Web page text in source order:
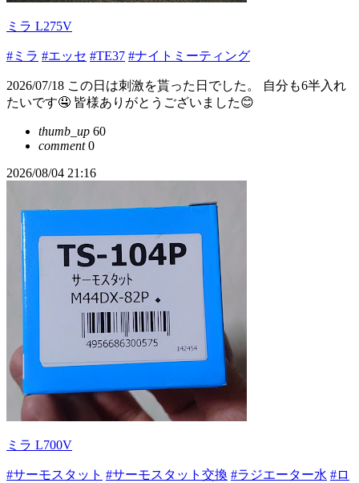
ミラ L275V
#ミラ #エッセ #TE37 #ナイトミーティング
2026/07/18 この日は刺激を貰った日でした。 自分も6半入れ
たいです🤤 皆様ありがとうございました😊
thumb_up 60
comment0
2026/08/04 21:16
ミラ L700V
#サーモスタット #サーモスタット交換 #ラジエーター水 #ロ